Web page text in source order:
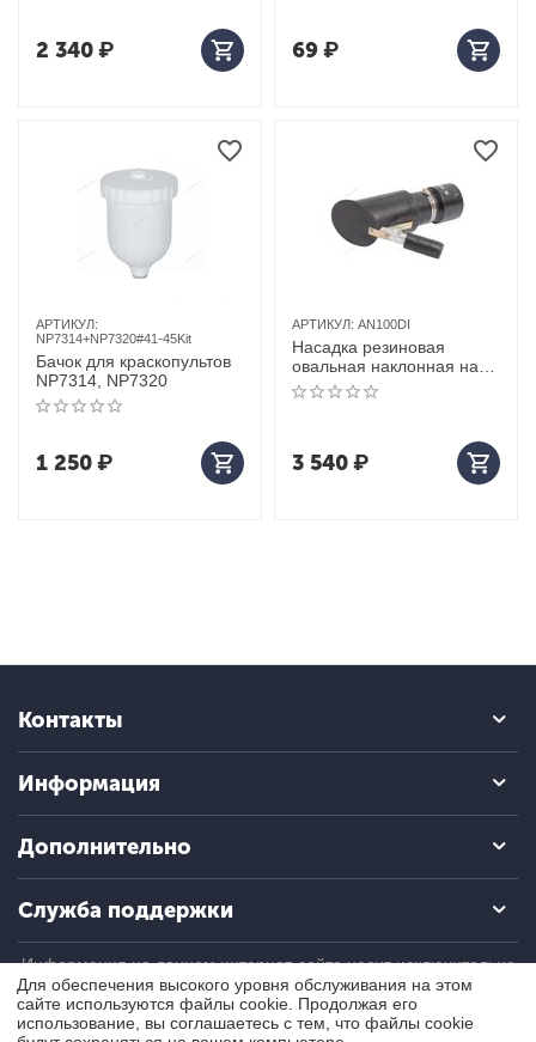
2 340₽ 69₽
АРТИКУЛ:
NP7314+NP7320#41-45Kit
Бачок для краскопультов
NP7314, NP7320
1 250₽
АРТИКУЛ: AN100DI
Насадка резиновая
овальная наклонная на
шланг D=100мм
3 540₽
Контакты
Информация
Дополнительно
Служба поддержки
Информация на данном интернет-сайте носит исключительно
информационный (ознакомительный) характер и ни при каких
условиях не является публичной офертой, определяемой
положениями Статьи 437 Гражданского кодекса РФ.
Для обеспечения высокого уровня обслуживания на этом
сайте используются файлы cookie. Продолжая его
использование, вы соглашаетесь с тем, что файлы cookie